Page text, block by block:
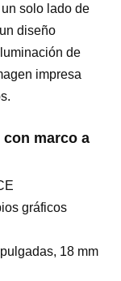
solo lado de
diseño
de
impresa
con marco a
gráficos
18 mm